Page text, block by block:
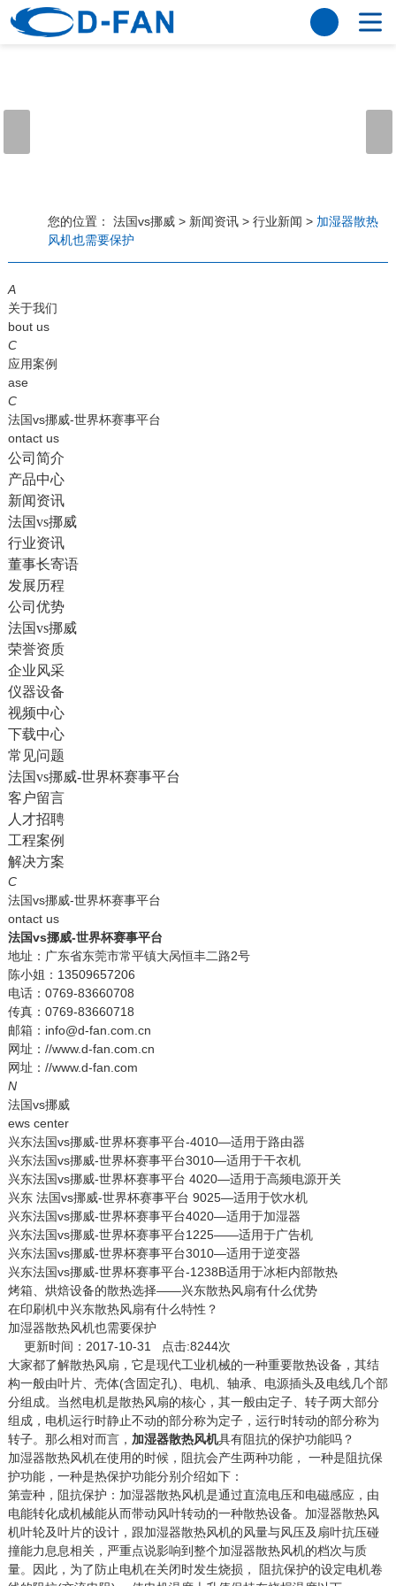
法国vs挪威
应用案例
工程案例
解决方案
新闻资讯
法国vs挪威
行业资讯
常见问题
法国vs挪威-世界杯赛事平台
您的位置： 法国vs挪威> 新闻资讯> 行业新闻 > 加湿器散热
风机也需要保护
A
关于我们
bout us
C
应用案例
ase
C
法国vs挪威-世界杯赛事平台
ontact us
公司简介
产品中心
新闻资讯
法国vs挪威
行业资讯
董事长寄语
发展历程
公司优势
法国vs挪威
荣誉资质
企业风采
仪器设备
视频中心
下载中心
常见问题
法国vs挪威-世界杯赛事平台
客户留言
人才招聘
工程案例
解决方案
C
法国vs挪威-世界杯赛事平台
ontact us
法国vs挪威-世界杯赛事平台
地址：广东省东莞市常平镇大呙恒丰二路2号
陈小姐：13509657206
电话：0769-83660708
传真：0769-83660718
邮箱：info@d-fan.com.cn
网址：//www.d-fan.com.cn
网址：//www.d-fan.com
N
法国vs挪威
ews center
兴东法国vs挪威-世界杯赛事平台-4010—适用于路由器
兴东法国vs挪威-世界杯赛事平台3010—适用于干衣机
兴东法国vs挪威-世界杯赛事平台 4020—适用于高频电源开关
兴东 法国vs挪威-世界杯赛事平台 9025—适用于饮水机
兴东法国vs挪威-世界杯赛事平台4020—适用于加湿器
兴东法国vs挪威-世界杯赛事平台1225——适用于广告机
兴东法国vs挪威-世界杯赛事平台3010—适用于逆变器
兴东法国vs挪威-世界杯赛事平台-1238B适用于冰柜内部散热
烤箱、烘焙设备的散热选择——兴东散热风扇有什么优势
在印刷机中兴东散热风扇有什么特性？
加湿器散热风机也需要保护
更新时间：2017-10-31 点击:8244次
大家都了解散热风扇，它是现代工业机械的一种重要散热设备，其结
构一般由叶片、壳体(含固定孔)、电机、轴承、电源插头及电线几个部
分组成。当然电机是散热风扇的核心，其一般由定子、转子两大部分
组成，电机运行时静止不动的部分称为定子，运行时转动的部分称为
转子。那么相对而言， 加湿器散热风机具有阻抗的保护功能吗？
加湿器散热风机在使用的时候，阻抗会产生两种功能， 一种是阻抗保
护功能，一种是热保护功能分别介绍如下：
第壹种，阻抗保护：加湿器散热风机是通过直流电压和电磁感应，由
电能转化成机械能从而带动风叶转动的一种散热设备。加湿器散热风
机叶轮及叶片的设计，跟加湿器散热风机的风量与风压及扇叶抗压碰
撞能力息息相关，严重点说影响到整个加湿器散热风机的档次与质
量。因此，为了防止电机在关闭时发生烧损， 阻抗保护的设定电机卷